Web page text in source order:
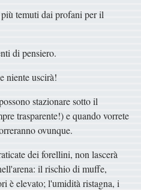
temuti dai profani per il
di pensiero.
niente uscirà!
stazionare sotto il
trasparente!) e quando vorrete
ovunque.
dei forellini, non lascerà
il rischio di muffe,
è elevato; l'umidità ristagna, i